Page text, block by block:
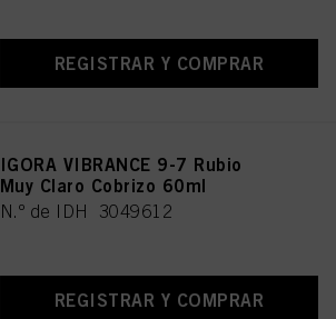
REGISTRAR Y COMPRAR
IGORA VIBRANCE 9-7 Rubio
Muy Claro Cobrizo 60ml
N.º de IDH 3049612
REGISTRAR Y COMPRAR